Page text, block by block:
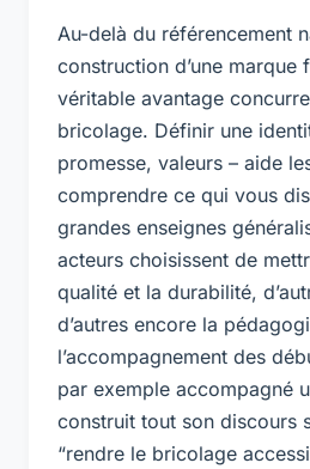
Au-delà du référencement
construction d’une marque
véritable avantage
bricolage. Définir une
promesse, valeurs – aide
comprendre ce qui vous
grandes enseignes
acteurs choisissent de
qualité et la durabilité,
d’autres encore la
l’accompagnement des
par exemple accompagné
construit tout son discours
“rendre le bricolage